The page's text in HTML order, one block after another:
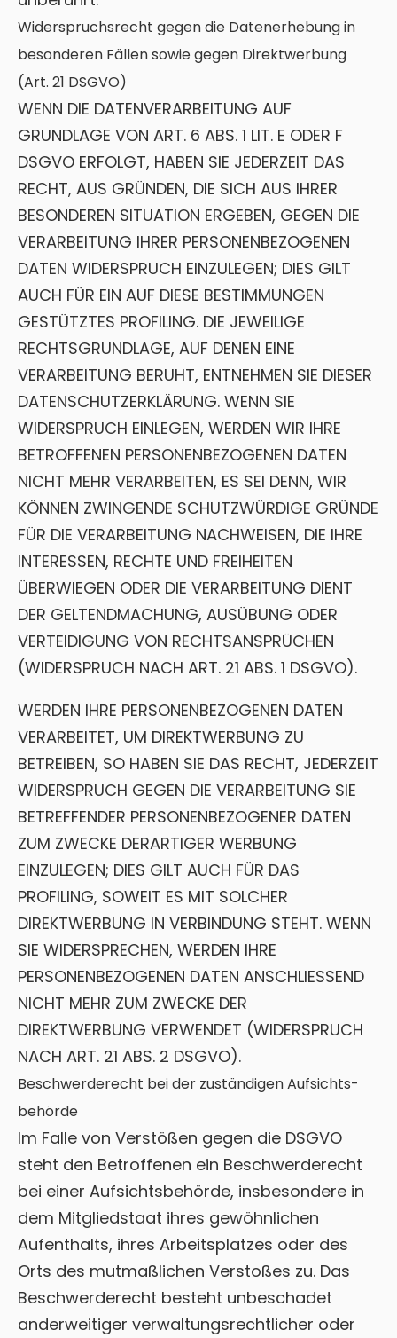
Widerspruchsrecht gegen die Datenerhebung in
besonderen Fällen sowie gegen Direktwerbung
(Art. 21 DSGVO)
WENN DIE DATENVERARBEITUNG AUF
GRUNDLAGE VON ART. 6 ABS. 1 LIT. E ODER F
DSGVO ERFOLGT, HABEN SIE JEDERZEIT DAS
RECHT, AUS GRÜNDEN, DIE SICH AUS IHRER
BESONDEREN SITUATION ERGEBEN, GEGEN DIE
VERARBEITUNG IHRER PERSONENBEZOGENEN
DATEN WIDERSPRUCH EINZULEGEN; DIES GILT
AUCH FÜR EIN AUF DIESE BESTIMMUNGEN
GESTÜTZTES PROFILING. DIE JEWEILIGE
RECHTSGRUNDLAGE, AUF DENEN EINE
VERARBEITUNG BERUHT, ENTNEHMEN SIE DIESER
DATENSCHUTZERKLÄRUNG. WENN SIE
WIDERSPRUCH EINLEGEN, WERDEN WIR IHRE
BETROFFENEN PERSONENBEZOGENEN DATEN
NICHT MEHR VERARBEITEN, ES SEI DENN, WIR
KÖNNEN ZWINGENDE SCHUTZWÜRDIGE GRÜNDE
FÜR DIE VERARBEITUNG NACHWEISEN, DIE IHRE
INTERESSEN, RECHTE UND FREIHEITEN
ÜBERWIEGEN ODER DIE VERARBEITUNG DIENT
DER GELTENDMACHUNG, AUSÜBUNG ODER
VERTEIDIGUNG VON RECHTSANSPRÜCHEN
(WIDERSPRUCH NACH ART. 21 ABS. 1 DSGVO).
WERDEN IHRE PERSONENBEZOGENEN DATEN
VERARBEITET, UM DIREKTWERBUNG ZU
BETREIBEN, SO HABEN SIE DAS RECHT, JEDERZEIT
WIDERSPRUCH GEGEN DIE VERARBEITUNG SIE
BETREFFENDER PERSONENBEZOGENER DATEN
ZUM ZWECKE DERARTIGER WERBUNG
EINZULEGEN; DIES GILT AUCH FÜR DAS
PROFILING, SOWEIT ES MIT SOLCHER
DIREKTWERBUNG IN VERBINDUNG STEHT. WENN
SIE WIDERSPRECHEN, WERDEN IHRE
PERSONENBEZOGENEN DATEN ANSCHLIESSEND
NICHT MEHR ZUM ZWECKE DER
DIREKTWERBUNG VERWENDET (WIDERSPRUCH
NACH ART. 21 ABS. 2 DSGVO).
Beschwerde­recht bei der zuständigen Aufsichts­
behörde
Im Falle von Verstößen gegen die DSGVO
steht den Betroffenen ein Beschwerderecht
bei einer Aufsichtsbehörde, insbesondere in
dem Mitgliedstaat ihres gewöhnlichen
Aufenthalts, ihres Arbeitsplatzes oder des
Orts des mutmaßlichen Verstoßes zu. Das
Beschwerderecht besteht unbeschadet
anderweitiger verwaltungsrechtlicher oder